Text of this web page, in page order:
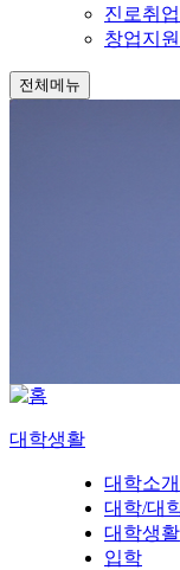
진로취
창업지
전체메뉴
대학생활
대학소개
대학/대
대학생활
입학